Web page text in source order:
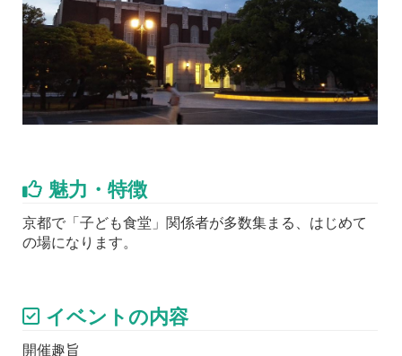
魅力・特徴
京都で「子ども食堂」関係者が多数集まる、はじめて
の場になります。
イベントの内容
開催趣旨